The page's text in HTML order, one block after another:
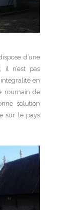
d’une
il n’est pas
en
roumain de
solution
sur le pays